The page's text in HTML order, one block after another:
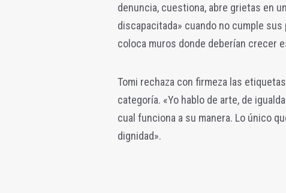
denuncia, cuestiona, abre grietas en
discapacitada» cuando no cumple
coloca muros donde deberían crecer
Tomi rechaza con firmeza las
categoría. «Yo hablo de arte, de
cual funciona a su manera. Lo único
dignidad».